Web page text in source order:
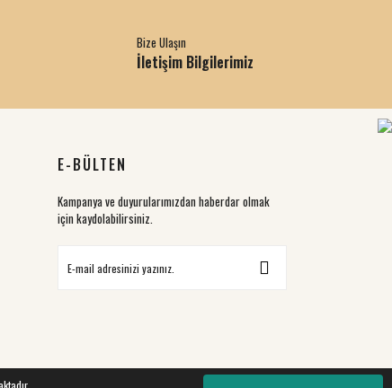
Bize Ulaşın
İletişim Bilgilerimiz
E-BÜLTEN
Kampanya ve duyurularımızdan haberdar olmak
için kaydolabilirsiniz.